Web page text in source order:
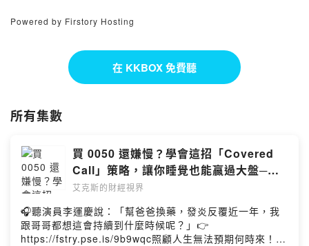
Powered by Firstory Hosting
在 KKBOX 免費聽
所有集數
買 0050 還嫌慢？學會這招「Covered
Call」策略，讓你睡覺也能贏過大盤─輝
哥
艾克斯的財經視界
🎧聽演員李運慶說：「幫爸爸換藥，發炎反覆近一年，我
跟哥哥都想這會持續到什麼時候呢？」👉
https://fstry.pse.is/9b9wqc照顧人生無法預期何時來！